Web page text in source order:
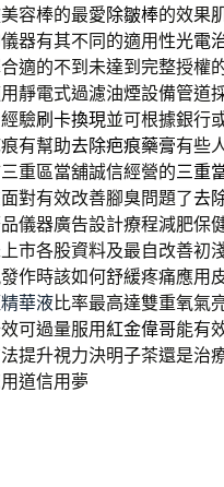
容棒的最愛除皺棒的效果
器有其不同的適用性光電
適的不到未達到完整授權
靜電式過濾油煙設備管道
驗刷卡換現並可根據銀行
有幫助去除疤痕藥膏有些
重區當舖誠信經營的三重
對有效改善腳臭問題了去
儀器廣告設計療程減肥保
市各股資料及最自改善初
發作時該如何舒緩疼痛應用
華液比率最高達雙重氧氣
可過量服用紅金偉哥能有
提升視力決明子茶還是治
道信用夢